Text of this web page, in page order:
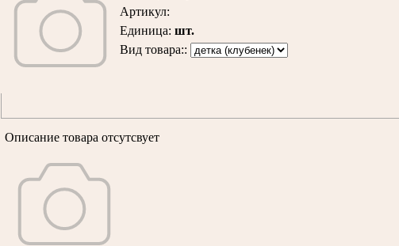
Артикул:
Единица: шт.
Вид товара::
Описание товара отсутсвует